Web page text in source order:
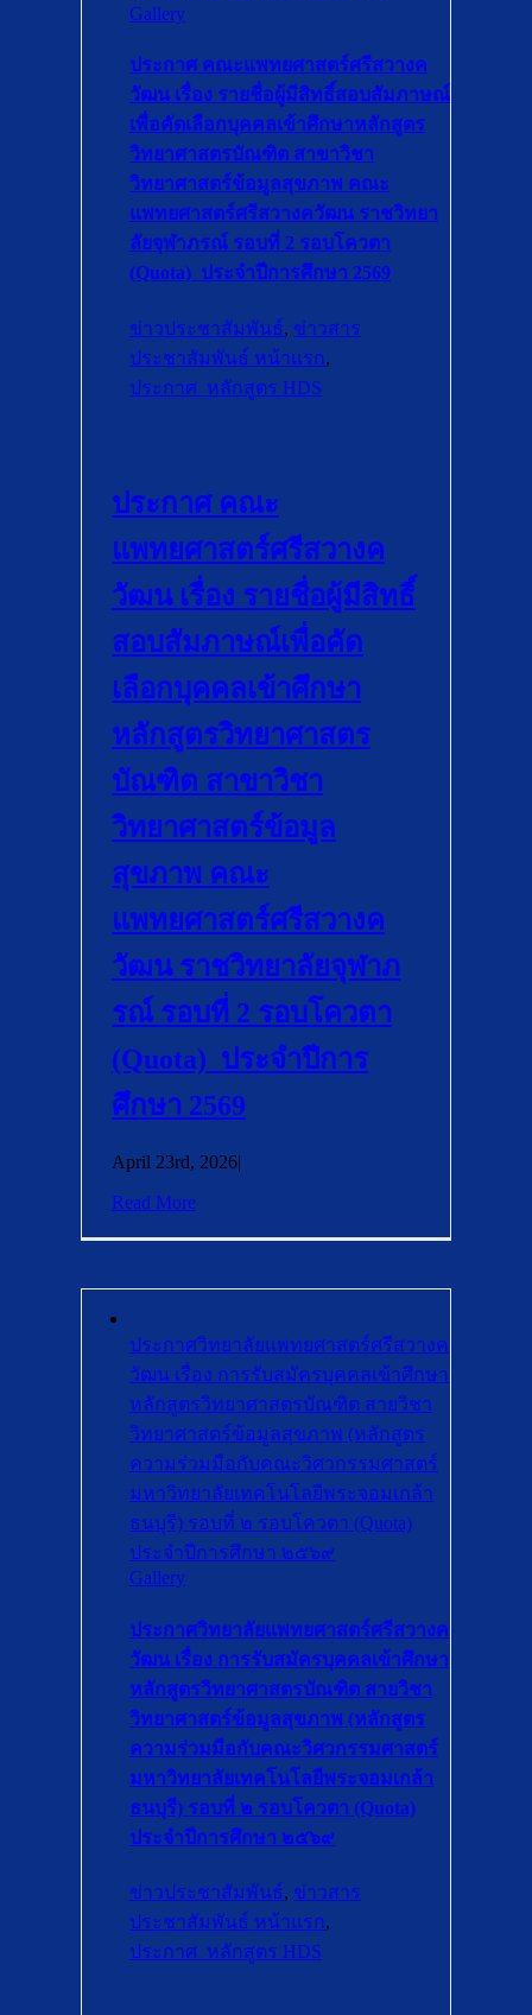
Gallery
ประกาศ คณะแพทยศาสตร์ศรีสวางค
วัฒน เรื่อง รายชื่อผู้มีสิทธิ์สอบสัมภาษณ์
เพื่อคัดเลือกบุคคลเข้าศึกษาหลักสูตร
วิทยาศาสตรบัณฑิต สาขาวิชา
วิทยาศาสตร์ข้อมูลสุขภาพ คณะ
แพทยศาสตร์ศรีสวางควัฒน ราชวิทยา
ลัยจุฬาภรณ์ รอบที่ 2 รอบโควตา
(Quota) ประจำปีการศึกษา 2569
ข่าวประชาสัมพันธ์, ข่าวสาร
ประชาสัมพันธ์ หน้าแรก,
ประกาศ_หลักสูตร HDS
ประกาศ คณะ
แพทยศาสตร์ศรีสวางค
วัฒน เรื่อง รายชื่อผู้มีสิทธิ์
สอบสัมภาษณ์เพื่อคัด
เลือกบุคคลเข้าศึกษา
หลักสูตรวิทยาศาสตร
บัณฑิต สาขาวิชา
วิทยาศาสตร์ข้อมูล
สุขภาพ คณะ
แพทยศาสตร์ศรีสวางค
วัฒน ราชวิทยาลัยจุฬาภ
รณ์ รอบที่ 2 รอบโควตา
(Quota) ประจำปีการ
ศึกษา 2569
April 23rd, 2026|
Read More
ประกาศวิทยาลัยแพทยศาสตร์ศรีสวางค
วัฒน เรื่อง การรับสมัครบุคคลเข้าศึกษา
หลักสูตรวิทยาศาสตรบัณฑิต สายวิชา
วิทยาศาสตร์ข้อมูลสุขภาพ (หลักสูตร
ความร่วมมือกับคณะวิศวกรรมศาสตร์
มหาวิทยาลัยเทคโนโลยีพระจอมเกล้า
ธนบุรี) รอบที่ ๒ รอบโควตา (Quota)
ประจำปีการศึกษา ๒๕๖๙
Gallery
ประกาศวิทยาลัยแพทยศาสตร์ศรีสวางค
วัฒน เรื่อง การรับสมัครบุคคลเข้าศึกษา
หลักสูตรวิทยาศาสตรบัณฑิต สายวิชา
วิทยาศาสตร์ข้อมูลสุขภาพ (หลักสูตร
ความร่วมมือกับคณะวิศวกรรมศาสตร์
มหาวิทยาลัยเทคโนโลยีพระจอมเกล้า
ธนบุรี) รอบที่ ๒ รอบโควตา (Quota)
ประจำปีการศึกษา ๒๕๖๙
ข่าวประชาสัมพันธ์, ข่าวสาร
ประชาสัมพันธ์ หน้าแรก,
ประกาศ_หลักสูตร HDS